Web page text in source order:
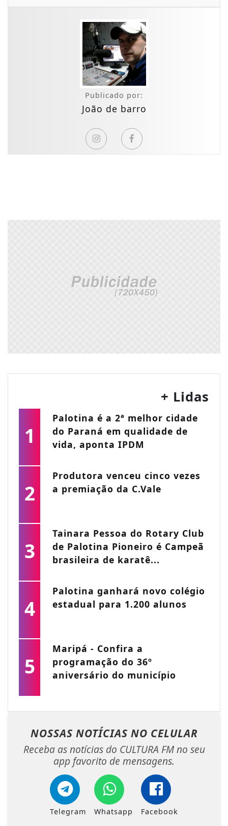
Publicado por:
João de barro
+ Lidas
1
Palotina é a 2ª melhor cidade
do Paraná em qualidade de
vida, aponta IPDM
2
Produtora venceu cinco vezes
a premiação da C.Vale
3
Tainara Pessoa do Rotary Club
de Palotina Pioneiro é Campeã
brasileira de karatê...
4
Palotina ganhará novo colégio
estadual para 1.200 alunos
5
Maripá - Confira a
programação do 36º
aniversário do município
NOSSAS NOTÍCIAS NO CELULAR
Receba as notícias do CULTURA FM no seu
app favorito de mensagens.
Telegram Whatsapp Facebook